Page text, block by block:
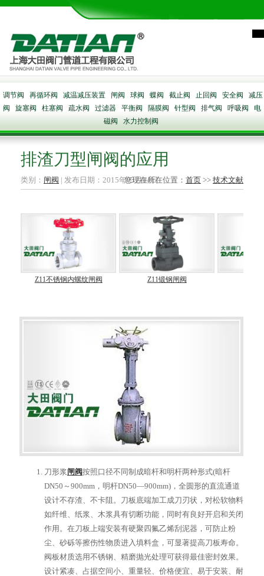
调节阀 再循环阀 减温减压装置 闸阀 球阀 蝶阀 截止阀 止回阀 安全阀
减压
阀
旋塞阀 柱塞阀 疏水阀 过滤器 平衡阀 隔膜阀 针型阀 排气阀 呼吸阀
电
磁阀
水力控制阀
排渣刀型闸阀的应用
类别： 闸阀 | 发布日期：2015年03月04日
您现在所在位置： 首页 >> 技术文献
Z11不锈钢内螺纹闸阀 Z11锻钢闸阀
刀形浆闸阀按照口径不同制成暗杆和明杆两种形式(暗杆
DN50～900mm，明杆DN50—900mm)，全圆形的直流通道
设计不存渣、不卡阻。刀板底端加工成刀刃状，对松软物料
如纤维、纸浆、木浆具有切断功能，同时有良好开启和关闭
作用。在刀板上端安装有硬聚四氟乙烯刮泥器，可防止粉
尘、砂砾等擦伤性物质进入填料盒，可显著提高刀板寿命。
阀板材质选用不锈钢、精磨抛光处理可获得最佳密封效果。
设计紧凑、占据空间小、重量轻、价格便宜、易于安装、耐